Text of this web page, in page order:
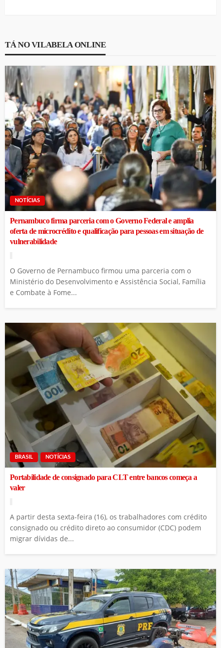
TÁ NO VILABELA ONLINE
NOTÍCIAS
Pernambuco firma parceria com o Governo Federal e amplia
oferta de microcrédito e qualificação para pessoas em situação de
vulnerabilidade
O Governo de Pernambuco firmou uma parceria com o
Ministério do Desenvolvimento e Assistência Social, Família
e Combate à Fome...
BRASIL NOTÍCIAS
Portabilidade de consignado para CLT entre bancos começa a
valer
A partir desta sexta-feira (16), os trabalhadores com crédito
consignado ou crédito direto ao consumidor (CDC) podem
migrar dívidas de...